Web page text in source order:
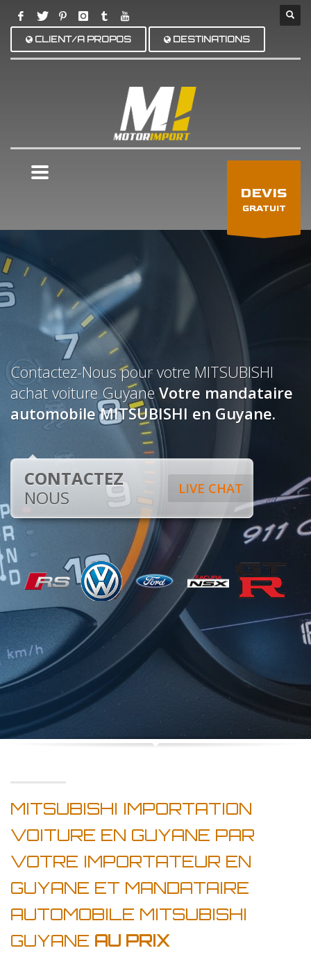
CLIENT/A PROPOS DESTINATIONS
DEVIS
GRATUIT
Contactez-Nous pour votre MITSUBISHI
achat voiture GuyaneVotre mandataire
automobile MITSUBISHI en Guyane.
LIVE CHAT
CONTACTEZ
NOUS
MITSUBISHI IMPORTATION
VOITURE EN GUYANE PAR
VOTRE IMPORTATEUR EN
GUYANE ET MANDATAIRE
AUTOMOBILE MITSUBISHI
GUYANE AU PRIX